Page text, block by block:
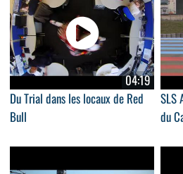
04:19
Du Trial dans les locaux de Red
Bull
SLS
du